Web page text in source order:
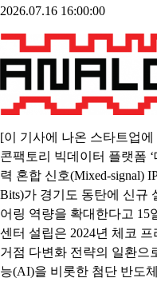
2026.07.16 16:00:00
[이 기사에 나온 스타트업
콘팩토리 빅데이터 플랫폼
력 혼합 신호(Mixed-signal)
Bits)가 경기도 동탄에 신규
어링 역량을 확대한다고 15
센터 설립은 2024년 체코
거점 다변화 전략의 일환으
능(AI)을 비롯한 첨단 반도